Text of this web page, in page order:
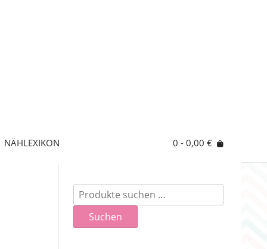
NÄHLEXIKON 0 - 0,00 €
Suchen
nach:
Suchen